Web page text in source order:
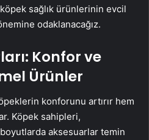
sağlık ürünlerinin evcil
odaklanacağız.
Konfor ve
Ürünler
konforunu artırır hem
Köpek sahipleri,
aksesuarlar temin